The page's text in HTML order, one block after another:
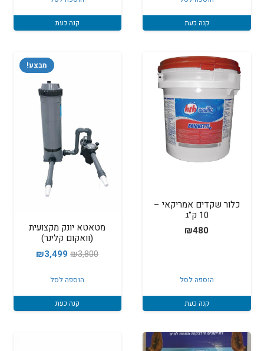
קנה כעת קנה כעת
כלור שקדים אמריקאי –
10 ק"ג
₪480
הוספה לסל
קנה כעת
מבצע!
מטאטא יונק מקצועית
(וואקום קלינר)
₪3,800
המחיר
היה:
₪3,800.
₪3,499
המחיר
₪3,499.
הוספה לסל
קנה כעת